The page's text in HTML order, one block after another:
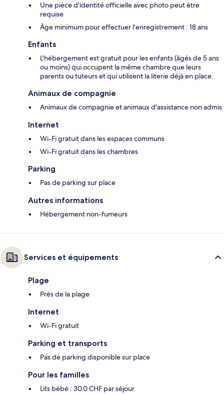
Une pièce d'identité officielle avec photo peut être
requise
Âge minimum pour effectuer l'enregistrement : 18 ans
Enfants
L'hébergement est gratuit pour les enfants (âgés de 5 ans
ou moins) qui occupent la même chambre que leurs
parents ou tuteurs et qui utilisent la literie déjà en place.
Animaux de compagnie
Animaux de compagnie et animaux d'assistance non admis
Internet
Wi-Fi gratuit dans les espaces communs
Wi-Fi gratuit dans les chambres
Parking
Pas de parking sur place
Autres informations
Hébergement non-fumeurs
Services et équipements
Plage
Près de la plage
Internet
Wi-Fi gratuit
Parking et transports
Pas de parking disponible sur place
Pour les familles
Lits bébé : 30.0 CHF par séjour